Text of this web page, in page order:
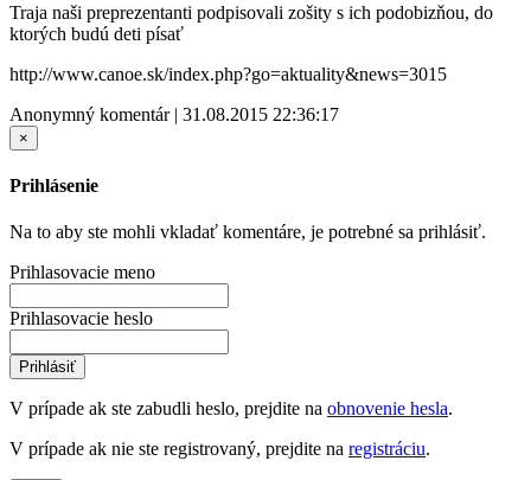
Traja naši preprezentanti podpisovali zošity s ich podobizňou, do
ktorých budú deti písať
http://www.canoe.sk/index.php?go=aktuality&news=3015
Anonymný komentár | 31.08.2015 22:36:17
×
Prihlásenie
Na to aby ste mohli vkladať komentáre, je potrebné sa prihlásiť.
Prihlasovacie meno
Prihlasovacie heslo
Prihlásiť
V prípade ak ste zabudli heslo, prejdite na obnovenie hesla.
V prípade ak nie ste registrovaný, prejdite na registráciu.